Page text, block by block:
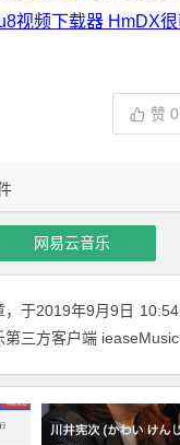
视频下载器 HmDX
赞 0
网易云音乐
，于2019年9月9日
第三方客户端